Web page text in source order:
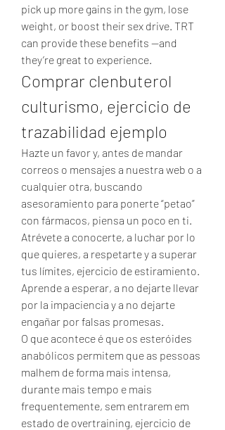
pick up more gains in the gym, lose
weight, or boost their sex drive. TRT
can provide these benefits —and
they’re great to experience.
Comprar clenbuterol
culturismo, ejercicio de
trazabilidad ejemplo
Hazte un favor y, antes de mandar
correos o mensajes a nuestra web o a
cualquier otra, buscando
asesoramiento para ponerte “petao”
con fármacos, piensa un poco en ti.
Atrévete a conocerte, a luchar por lo
que quieres, a respetarte y a superar
tus límites, ejercicio de estiramiento.
Aprende a esperar, a no dejarte llevar
por la impaciencia y a no dejarte
engañar por falsas promesas.
O que acontece é que os esteróides
anabólicos permitem que as pessoas
malhem de forma mais intensa,
durante mais tempo e mais
frequentemente, sem entrarem em
estado de overtraining, ejercicio de